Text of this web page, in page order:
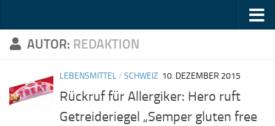
AUTOR: REDAKTION
LEBENSMITTEL/ SCHWEIZ 10. DEZEMBER 2015
Rückruf für Allergiker: Hero ruft
Getreideriegel „Semper gluten free